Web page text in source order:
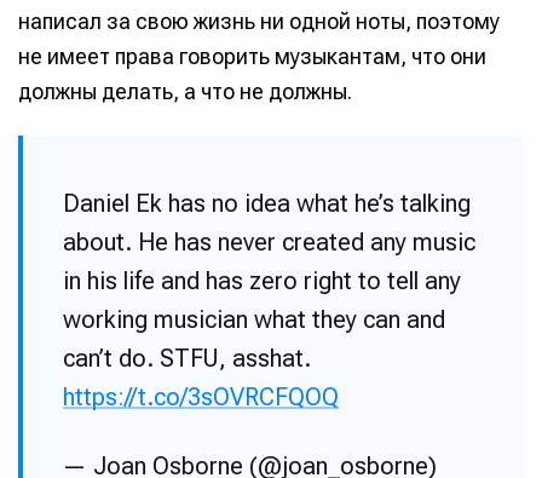
написал за свою жизнь ни одной ноты, поэтому
не имеет права говорить музыкантам, что они
должны делать, а что не должны.
Daniel Ek has no idea what he’s talking
about. He has never created any music
in his life and has zero right to tell any
working musician what they can and
can’t do. STFU, asshat.
https://t.co/3sOVRCFQOQ
— Joan Osborne (@joan_osborne)